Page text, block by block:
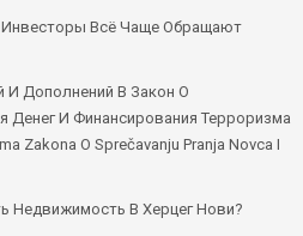
Инвесторы Всё Чаще Обращают
И Дополнений В Закон О
И Финансирования Терроризма
Zakona O Sprečavanju Pranja Novca I
Недвижимость В Херцег Нови?